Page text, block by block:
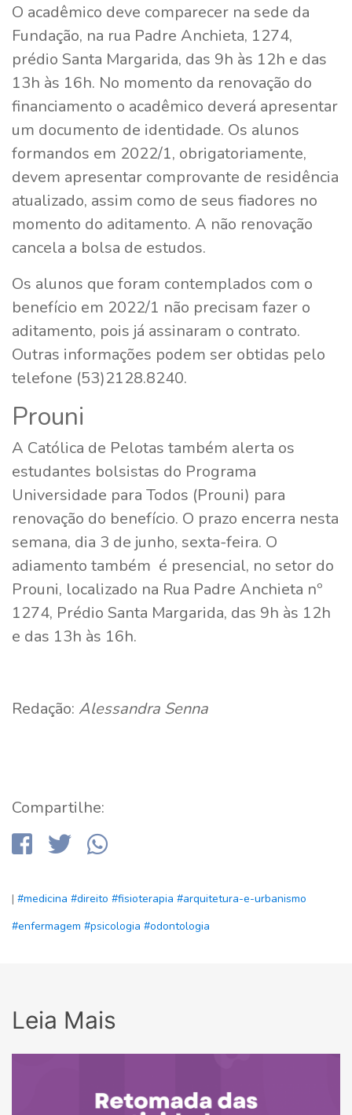
O acadêmico deve comparecer na sede da
Fundação, na rua Padre Anchieta, 1274,
prédio Santa Margarida, das 9h às 12h e das
13h às 16h. No momento da renovação do
financiamento o acadêmico deverá apresentar
um documento de identidade. Os alunos
formandos em 2022/1, obrigatoriamente,
devem apresentar comprovante de residência
atualizado, assim como de seus fiadores no
momento do aditamento. A não renovação
cancela a bolsa de estudos.
Os alunos que foram contemplados com o
benefício em 2022/1 não precisam fazer o
aditamento, pois já assinaram o contrato.
Outras informações podem ser obtidas pelo
telefone (53)2128.8240.
Prouni
A Católica de Pelotas também alerta os
estudantes bolsistas do Programa
Universidade para Todos (Prouni) para
renovação do benefício. O prazo encerra nesta
semana, dia 3 de junho, sexta-feira. O
adiamento também é presencial, no setor do
Prouni, localizado na Rua Padre Anchieta nº
1274, Prédio Santa Margarida, das 9h às 12h
e das 13h às 16h.
Redação: Alessandra Senna
Compartilhe:
| #medicina #direito #fisioterapia #arquitetura-e-urbanismo
#enfermagem #psicologia #odontologia
Leia Mais